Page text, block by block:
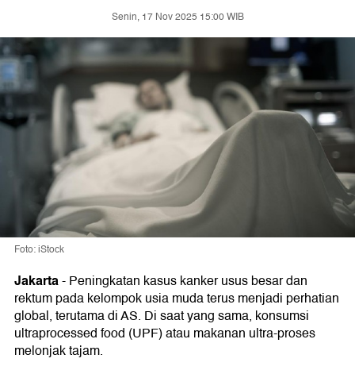
Senin, 17 Nov 2025 15:00 WIB
Foto: iStock
Jakarta-Peningkatan kasus kanker usus besar dan
rektum pada kelompok usia muda terus menjadi perhatian
global, terutama di AS. Di saat yang sama, konsumsi
ultraprocessed food (UPF) atau makanan ultra-proses
melonjak tajam.